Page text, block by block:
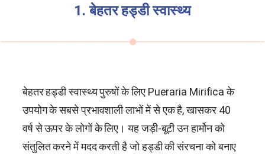
1. बेहतर हड्डी स्वास्थ्य
बेहतर हड्डी स्वास्थ्य पुरुषों के लिए Pueraria Mirificaके
उपयोग के सबसे प्रभावशाली लाभों में से एक है, खासकर 40
वर्ष से ऊपर के लोगों के लिए। यह जड़ी-बूटी उन हार्मोन को
संतुलित करने में मदद करती है जो हड्डी की संरचना को बनाए